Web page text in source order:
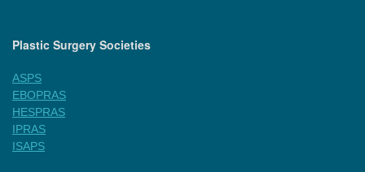
Plastic Surgery Societies
ASPS
EBOPRAS
HESPRAS
IPRAS
ISAPS